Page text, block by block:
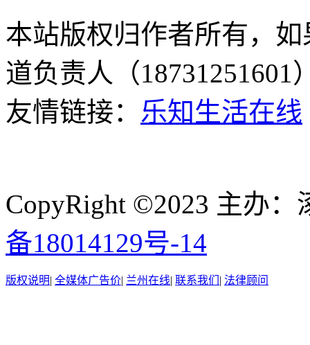
本站版权归作者所有，
道负责人（
友情链接： 乐知生活在线
CopyRight ©2023 主办
备18014129号-14
版权说明| 全媒体广告价| 兰州在线| 联系我们 | 法律顾问